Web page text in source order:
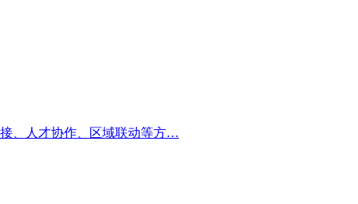
、人才协作、区域联动等方…